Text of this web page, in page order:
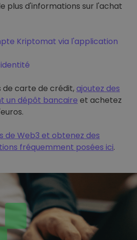
plus d'informations sur l'achat
Kriptomat via l'application
de carte de crédit,ajoutez des
un dépôt bancaire et achetez
de Web3 et obtenez des
fréquemment posées ici.